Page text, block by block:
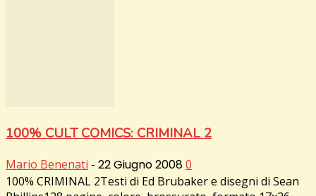
100% CULT COMICS: CRIMINAL 2
Mario Benenati - 22 Giugno 20080
100% CRIMINAL 2Testi di Ed Brubaker e disegni di Sean